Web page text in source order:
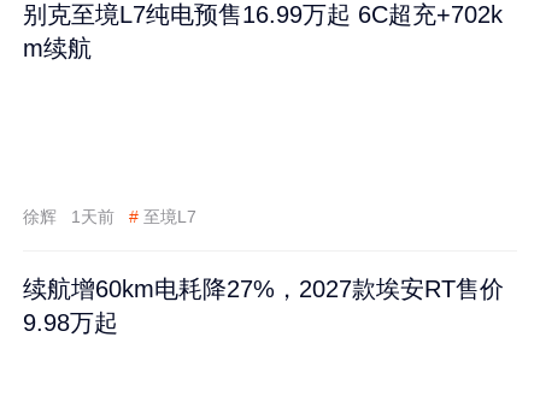
别克至境L7纯电预售16.99万起 6C超充+702k
m续航
徐辉 1天前 # 至境L7
续航增60km电耗降27%，2027款埃安RT售价
9.98万起